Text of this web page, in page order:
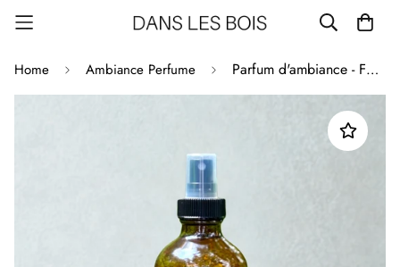
Home Ambiance Perfume Parfum d'ambiance - Forêt de Conifères